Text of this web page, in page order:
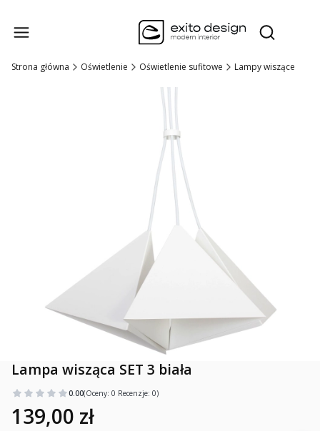
Otwórz
Strona główna Oświetlenie Oświetlenie sufitowe Lampy wiszące
Lampa wisząca SET 3 biała
0.00(Oceny: 0 Recenzje: 0)
139,00 zł